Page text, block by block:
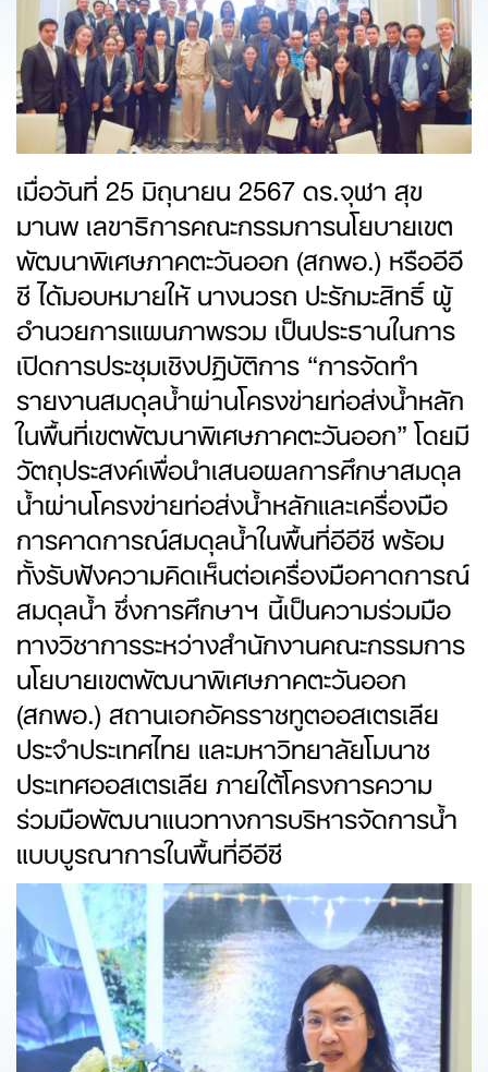
เมื่อวันที่ 25 มิถุนายน 2567 ดร.จุฬา สุข
มานพ เลขาธิการคณะกรรมการนโยบายเขต
พัฒนาพิเศษภาคตะวันออก (สกพอ.) หรืออีอี
ซี ได้มอบหมายให้ นางนวรถ ปะรักมะสิทธิ์ ผู้
อำนวยการแผนภาพรวม เป็นประธานในการ
เปิดการประชุมเชิงปฏิบัติการ “การจัดทำ
รายงานสมดุลน้ำผ่านโครงข่ายท่อส่งน้ำหลัก
ในพื้นที่เขตพัฒนาพิเศษภาคตะวันออก” โดยมี
วัตถุประสงค์เพื่อนำเสนอผลการศึกษาสมดุล
น้ำผ่านโครงข่ายท่อส่งน้ำหลักและเครื่องมือ
การคาดการณ์สมดุลน้ำในพื้นที่อีอีซี พร้อม
ทั้งรับฟังความคิดเห็นต่อเครื่องมือคาดการณ์
สมดุลน้ำ ซึ่งการศึกษาฯ นี้เป็นความร่วมมือ
ทางวิชาการระหว่างสำนักงานคณะกรรมการ
นโยบายเขตพัฒนาพิเศษภาคตะวันออก
(สกพอ.) สถานเอกอัครราชทูตออสเตรเลีย
ประจำประเทศไทย และมหาวิทยาลัยโมนาช
ประเทศออสเตรเลีย ภายใต้โครงการความ
ร่วมมือพัฒนาแนวทางการบริหารจัดการน้ำ
แบบบูรณาการในพื้นที่อีอีซี